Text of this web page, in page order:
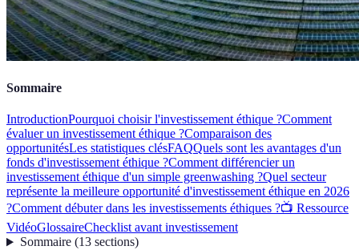
Sommaire
IntroductionPourquoi choisir l'investissement éthique ?Comment
évaluer un investissement éthique ?Comparaison des
opportunitésLes statistiques clésFAQQuels sont les avantages d'un
fonds d'investissement éthique ?Comment différencier un
investissement éthique d'un simple greenwashing ?Quel secteur
représente la meilleure opportunité d'investissement éthique en 2026
?Comment débuter dans les investissements éthiques ?📺 Ressource
VidéoGlossaireChecklist avant investissement
Sommaire(13 sections)